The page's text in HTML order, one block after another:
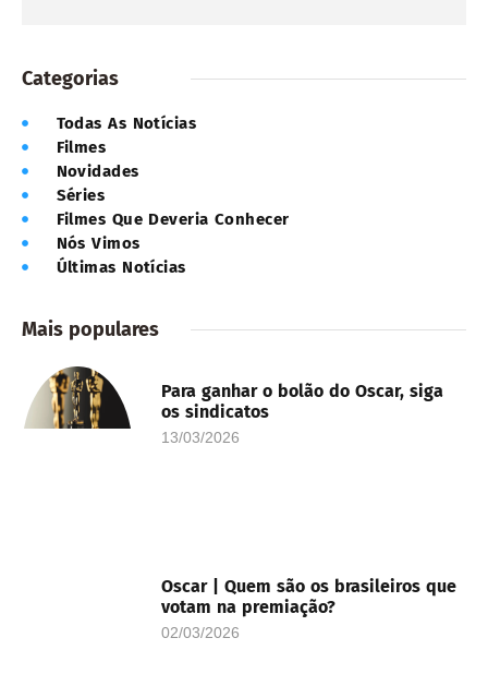
Categorias
Todas As Notícias
Filmes
Novidades
Séries
Filmes Que Deveria Conhecer
Nós Vimos
Últimas Notícias
Mais populares
Para ganhar o bolão do Oscar, siga
os sindicatos
13/03/2026
Oscar | Quem são os brasileiros que
votam na premiação?
02/03/2026